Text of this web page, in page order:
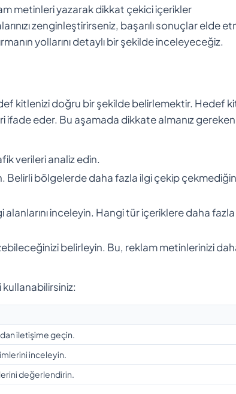
metinleri yazarak dikkat çekici içerikler
zenginleştirirseniz, başarılı sonuçlar elde
yollarını detaylı bir şekilde inceleyeceğiz.
kitlenizi doğru bir şekilde belirlemektir. Hedef
ifade eder. Bu aşamada dikkate almanız gereken
verileri analiz edin.
Belirli bölgelerde daha fazla ilgi çekip
alanlarını inceleyin. Hangi tür içeriklere daha
belirleyin. Bu, reklam metinlerinizi
iletişime geçin.
inceleyin.
değerlendirin.